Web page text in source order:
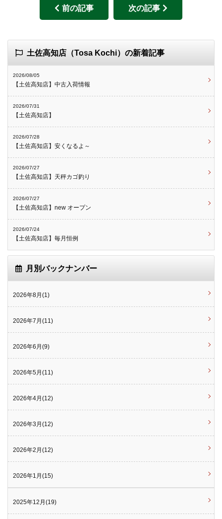
前の記事 次の記事
土佐高知店（Tosa Kochi）の新着記事
2026/08/05
【土佐高知店】中古入荷情報
2026/07/31
【土佐高知店】
2026/07/28
【土佐高知店】安くなるよ～
2026/07/27
【土佐高知店】天秤カゴ釣り
2026/07/27
【土佐高知店】new オープン
2026/07/24
【土佐高知店】毎月恒例
月別バックナンバー
2026年8月(1)
2026年7月(11)
2026年6月(9)
2026年5月(11)
2026年4月(12)
2026年3月(12)
2026年2月(12)
2026年1月(15)
2025年12月(19)